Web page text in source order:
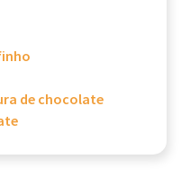
de chocolate